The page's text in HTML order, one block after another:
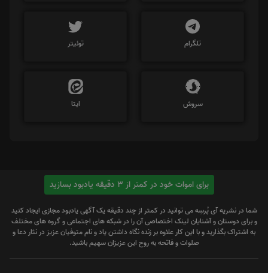
تلگرام توئیتر
سروش ایتا
برای اموات خود در کمتر از 3 دقیقه یادبود بسازید
شما در نشریه آی پُرسِه می توانید در کمتر از چند دقیقه یک آگهی یادبود مجازی ایجاد کنید
و برای دوستان و آشنایان لینک اختصاصی آن را در شبکه های اجتماعی و گروه های مختلف
به اشتراک بگذارید و با این کار علاوه بر زنده نگاه داشتن یاد و نام متوفیان عزیز در نثار دعا و
صلوات و فاتحه به روح این عزیزان سهیم باشید.